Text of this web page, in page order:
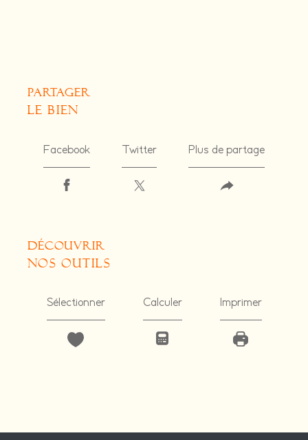
partager
le bien
Facebook Twitter Plus de partage
découvrir
nos outils
Sélectionner Calculer Imprimer